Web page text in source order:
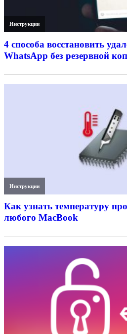
Инструкции
4 способа восстановить
WhatsApp без резервной
Инструкции
Как узнать температуру
любого MacBook